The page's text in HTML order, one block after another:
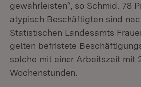
gewährleisten“, so Schmid. 78
atypisch Beschäftigten sind
Statistischen Landesamts
gelten befristete
solche mit einer Arbeitszeit mit
Wochenstunden.